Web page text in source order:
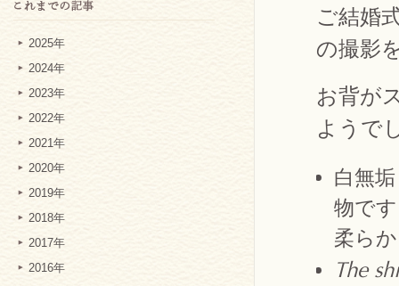
2025年
2024年
2023年
2022年
2021年
2020年
2019年
2018年
2017年
2016年
ご結婚
の撮影
お背が
ようで
白無
物で
柔ら
The